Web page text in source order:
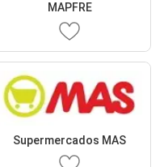
MAPFRE
Supermercados MAS